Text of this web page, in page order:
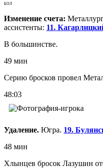
БОЛ
Изменение счета:
ассистенты: 11.
В большинстве.
49 мин
Серию бросков провел
48:03
Удаление. Югра. 19.
48 мин
Хлынцев бросок Лазушин